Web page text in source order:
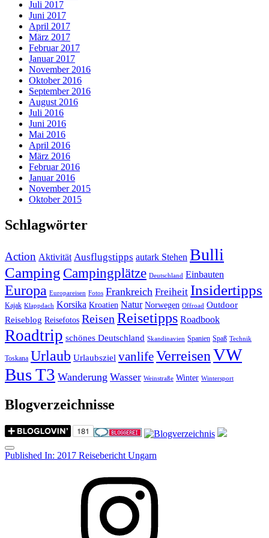
Juli 2017
Juni 2017
April 2017
März 2017
Februar 2017
Januar 2017
November 2016
Oktober 2016
September 2016
August 2016
Juli 2016
Juni 2016
Mai 2016
April 2016
März 2016
Februar 2016
Januar 2016
November 2015
Oktober 2015
Schlagwörter
Action Aktivität Ausflugstipps autark Stehen Bulli
Camping Campingplätze Deutschland Einbauten
Europa Europareisen Fotos Frankreich Freiheit Insidertipps
Kajak Klappdach Korsika Kroatien Natur Norwegen Offroad Outdoor
Reiseblog Reisefotos ReisenReisetipps Roadbook
Roadtrip schönes Deutschland Skandinavien Spanien Spaß Technik
Toskana Urlaub Urlaubsziel vanlifeVerreisenVW
Bus T3 Wanderung Wasser Weinstraße Winter Wintersport
Blogverzeichnisse
Menu
Post
Published In: 2017 Reisebericht Ungarn